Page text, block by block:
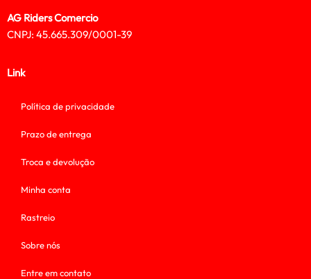
AG Riders Comercio
CNPJ: 45.665.309/0001-39
Link
Política de privacidade
Prazo de entrega
Troca e devolução
Minha conta
Rastreio
Sobre nós
Entre em contato